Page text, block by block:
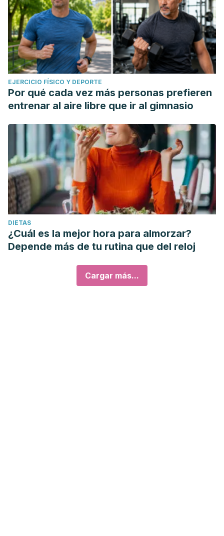
EJERCICIO FÍSICO Y DEPORTE
Por qué cada vez más personas prefieren
entrenar al aire libre que ir al gimnasio
DIETAS
¿Cuál es la mejor hora para almorzar?
Depende más de tu rutina que del reloj
Cargar más...